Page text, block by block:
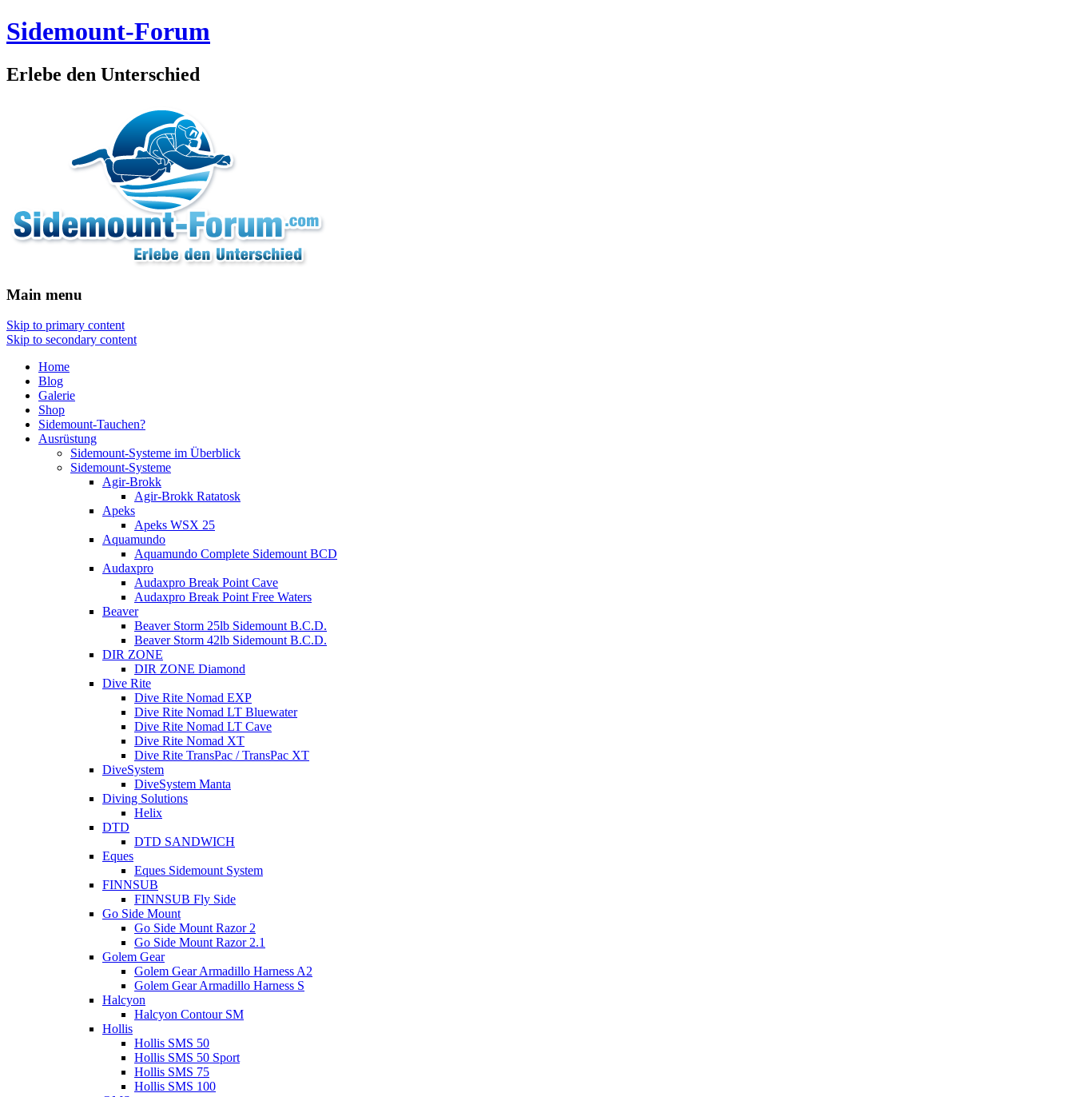
Sidemount-Forum
Erlebe den Unterschied
Main menu
Skip to primary content
Skip to secondary content
Home
Blog
Galerie
Shop
Sidemount-Tauchen?
Ausrüstung
Sidemount-Systeme im Überblick
Sidemount-Systeme
Agir-Brokk
Agir-Brokk Ratatosk
Apeks
Apeks WSX 25
Aquamundo
Aquamundo Complete Sidemount BCD
Audaxpro
Audaxpro Break Point Cave
Audaxpro Break Point Free Waters
Beaver
Beaver Storm 25lb Sidemount B.C.D.
Beaver Storm 42lb Sidemount B.C.D.
DIR ZONE
DIR ZONE Diamond
Dive Rite
Dive Rite Nomad EXP
Dive Rite Nomad LT Bluewater
Dive Rite Nomad LT Cave
Dive Rite Nomad XT
Dive Rite TransPac / TransPac XT
DiveSystem
DiveSystem Manta
Diving Solutions
Helix
DTD
DTD SANDWICH
Eques
Eques Sidemount System
FINNSUB
FINNSUB Fly Side
Go Side Mount
Go Side Mount Razor 2
Go Side Mount Razor 2.1
Golem Gear
Golem Gear Armadillo Harness A2
Golem Gear Armadillo Harness S
Halcyon
Halcyon Contour SM
Hollis
Hollis SMS 50
Hollis SMS 50 Sport
Hollis SMS 75
Hollis SMS 100